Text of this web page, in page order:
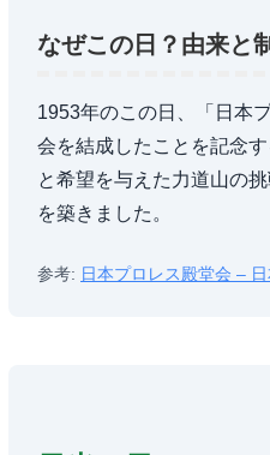
なぜこの日？由来と
1953年のこの日、「日本
会を結成したことを記念
と希望を与えた力道山の
を築きました。
参考: 日本プロレス殿堂会 –